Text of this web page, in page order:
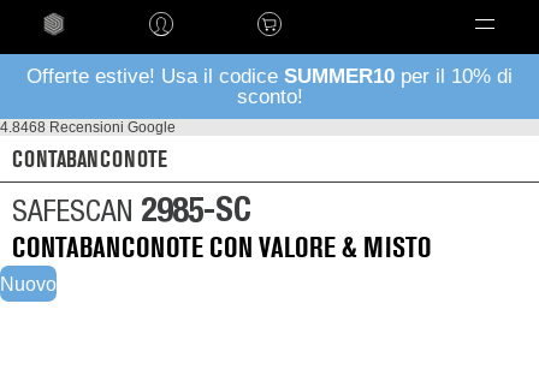
Offerte estive! Usa il codice SUMMER10 per il 10% di
sconto!
4.8468 Recensioni Google
CONTABANCONOTE
SAFESCAN 2985-SC
CONTABANCONOTE CON VALORE & MISTO
Nuovo